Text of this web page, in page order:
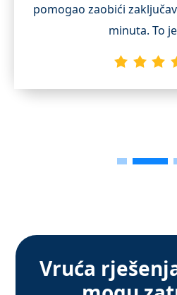
pomogao zaobići
minuta. To
Vruća